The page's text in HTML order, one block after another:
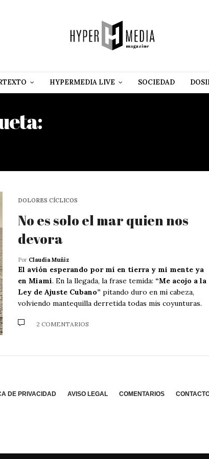
HYPERMEDIA LIVE SOCIEDAD
DOLORES CÍCLICOS
No es solo el mar quien nos
devora
Por Claudia Muñiz
El avión esperando por mí en tierra y mi mente ya
en Miami. En la llegada, la frase temida: “Me acojo a la
Ley de Ajuste Cubano” pitando duro en mi cabeza,
volviendo mantequilla derretida todas mis coyunturas.
2 COMENTARIOS
DE PRIVACIDAD AVISO LEGAL COMENTARIOS